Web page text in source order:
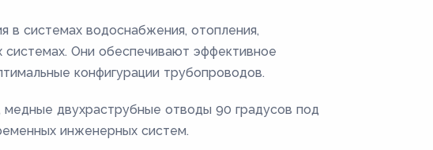
в системах водоснабжения, отопления,
системах. Они обеспечивают эффективное
конфигурации трубопроводов.
двухраструбные отводы 90 градусов под
инженерных систем.